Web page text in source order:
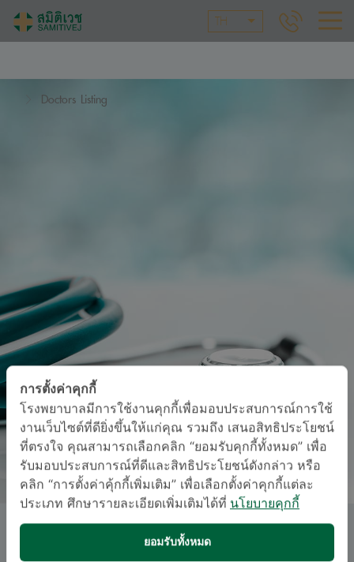
TH
Doctors Listing
นพ. มารุต มาเลิศ
การตั้งค่าคุกกี้
โรงพยาบาลมีการใช้งานคุกกี้เพื่อมอบประสบการณ์การใช้
งานเว็บไซต์ที่ดียิ่งขึ้นให้แก่คุณ รวมถึง เสนอสิทธิประโยชน์
ที่ตรงใจ คุณสามารถเลือกคลิก “ยอมรับคุกกี้ทั้งหมด” เพื่อ
รับมอบประสบการณ์ที่ดีและสิทธิประโยชน์ดังกล่าว หรือ
คลิก “การตั้งค่าคุ้กกี้เพิ่มเติม” เพื่อเลือกตั้งค่าคุกกี้แต่ละ
ประเภท ศึกษารายละเอียดเพิ่มเติมได้ที่ นโยบายคุกกี้
ยอมรับทั้งหมด